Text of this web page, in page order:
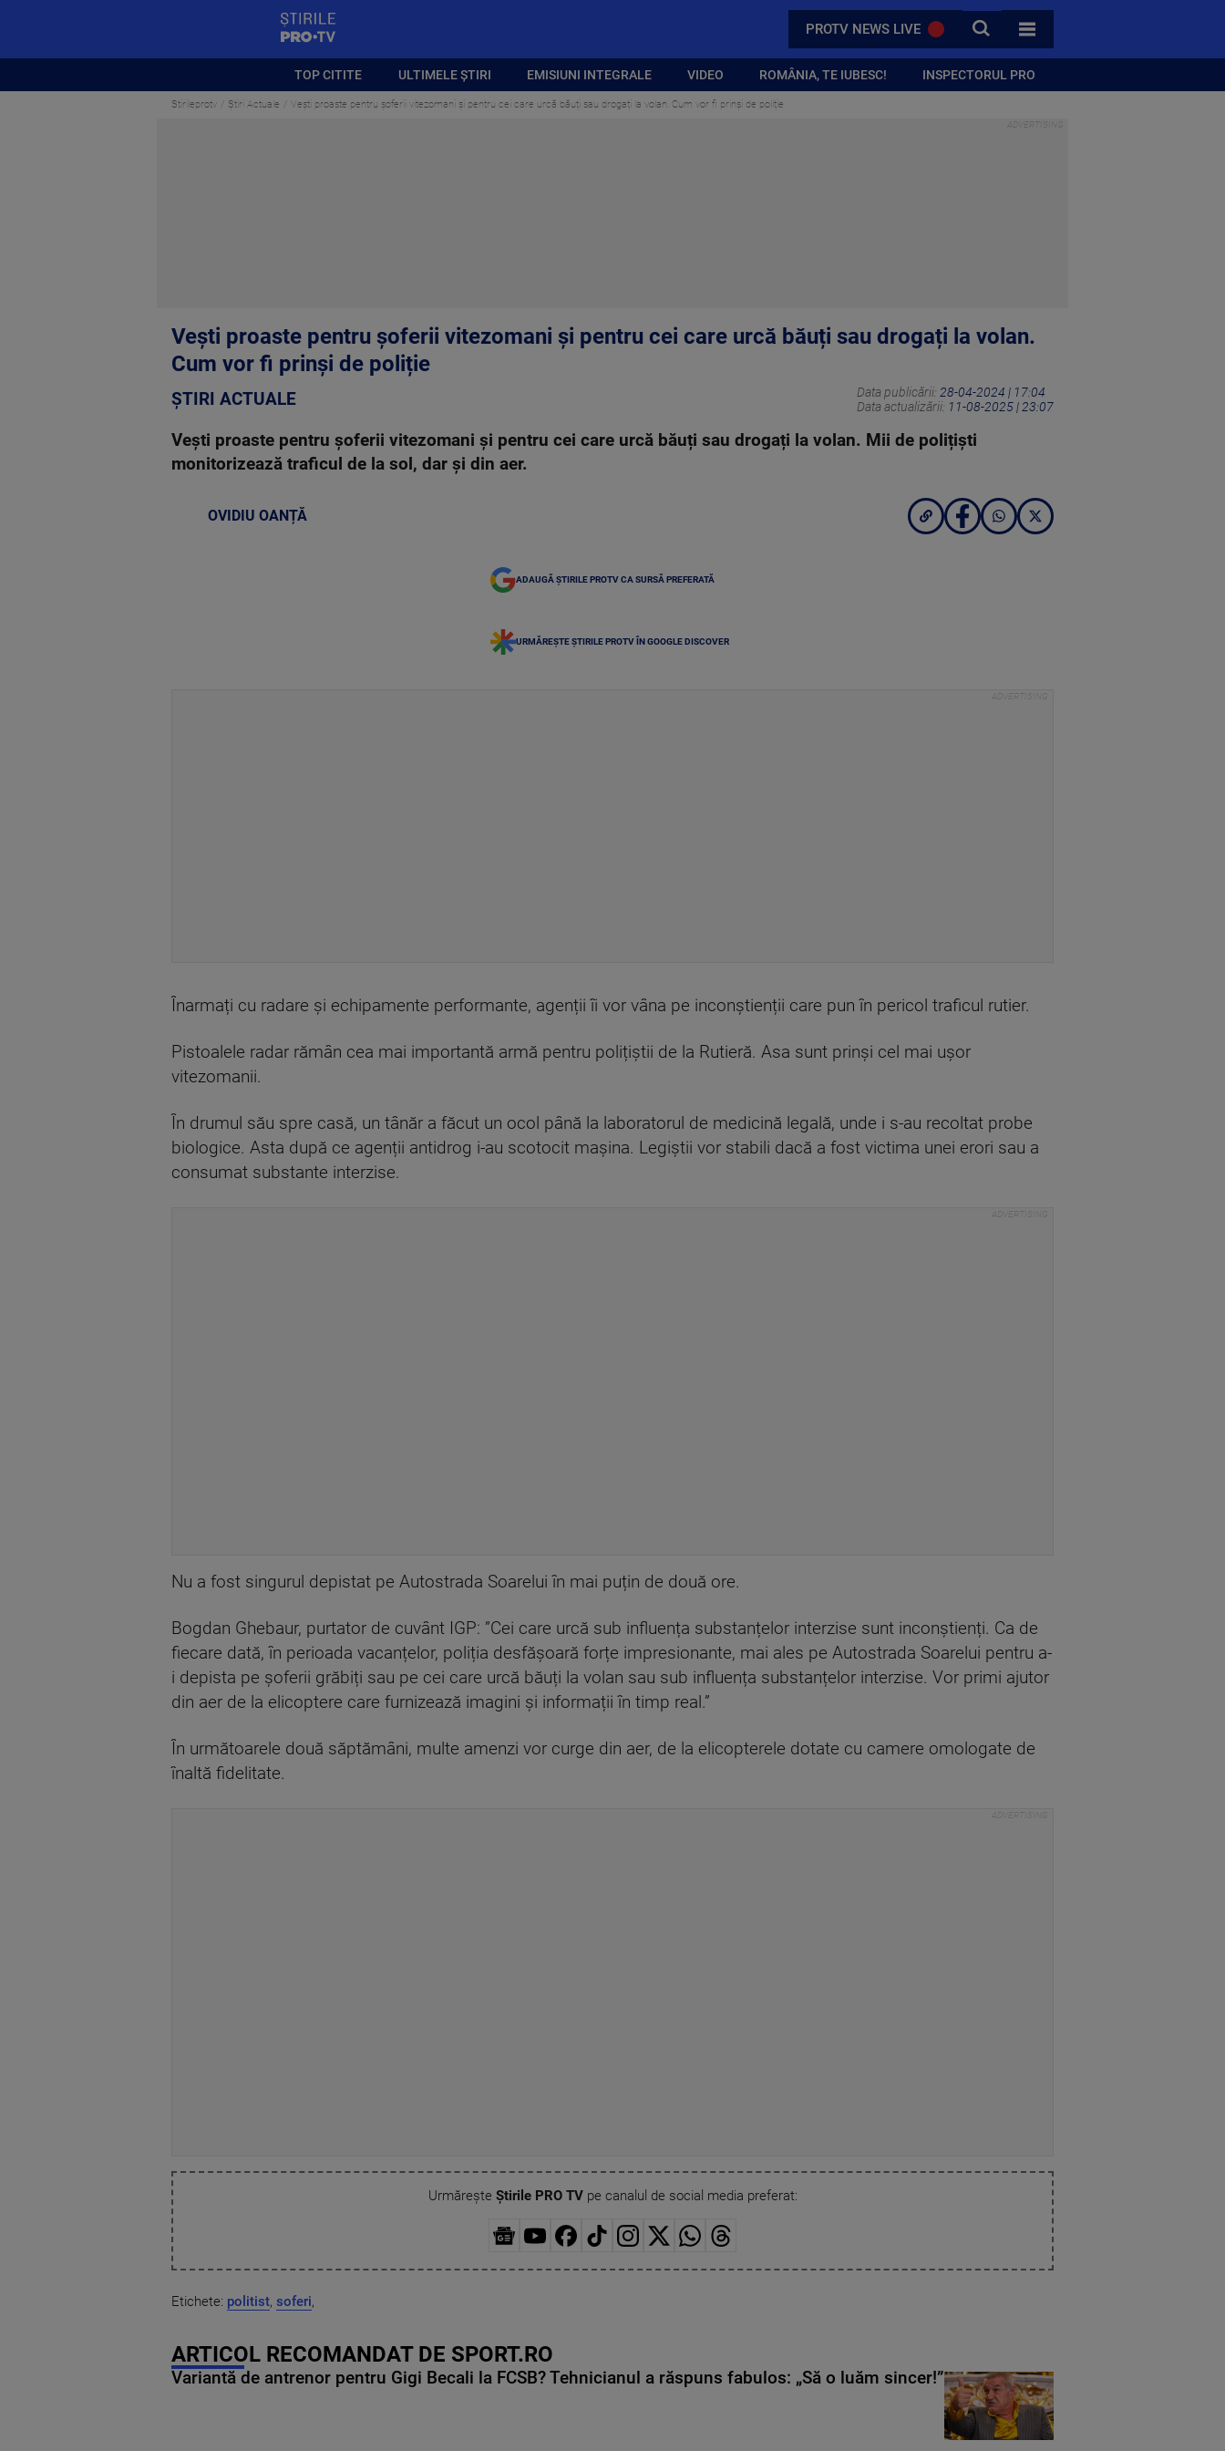
PROTV NEWS LIVE CAUTA
TOATE CATEGORIILE
TOP CITITE ULTIMELE ȘTIRI EMISIUNI INTEGRALE VIDEO ROMÂNIA, TE IUBESC! INSPECTORUL PRO
Stirileprotv Știri Actuale Vești proaste pentru șoferii vitezomani și pentru cei care urcă băuți sau drogați la volan. Cum vor fi prinși de poliție
Vești proaste pentru șoferii vitezomani și pentru cei care urcă băuți sau drogați la volan.
Cum vor fi prinși de poliție
ȘTIRI ACTUALE Data publicării: 28-04-2024 | 17:04
Data actualizării: 11-08-2025 | 23:07
Vești proaste pentru șoferii vitezomani și pentru cei care urcă băuți sau drogați la volan. Mii de polițiști
monitorizează traficul de la sol, dar și din aer.
OVIDIU OANȚĂ
ADAUGĂ ȘTIRILE PROTV CA SURSĂ PREFERATĂ
URMĂREȘTE ȘTIRILE PROTV ÎN GOOGLE DISCOVER
Înarmați cu radare și echipamente performante, agenții îi vor vâna pe inconștienții care pun în pericol traficul rutier.
Pistoalele radar rămân cea mai importantă armă pentru polițiștii de la Rutieră. Asa sunt prinși cel mai ușor
vitezomanii.
În drumul său spre casă, un tânăr a făcut un ocol până la laboratorul de medicină legală, unde i s-au recoltat probe
biologice. Asta după ce agenții antidrog i-au scotocit mașina. Legiștii vor stabili dacă a fost victima unei erori sau a
consumat substante interzise.
Nu a fost singurul depistat pe Autostrada Soarelui în mai puțin de două ore.
Bogdan Ghebaur, purtator de cuvânt IGP: ”Cei care urcă sub influența substanțelor interzise sunt inconștienți. Ca de
fiecare dată, în perioada vacanțelor, poliția desfășoară forțe impresionante, mai ales pe Autostrada Soarelui pentru a-
i depista pe șoferii grăbiți sau pe cei care urcă băuți la volan sau sub influența substanțelor interzise. Vor primi ajutor
din aer de la elicoptere care furnizează imagini și informații în timp real.”
În următoarele două săptămâni, multe amenzi vor curge din aer, de la elicopterele dotate cu camere omologate de
înaltă fidelitate.
Urmărește Știrile PRO TVpe canalul de social media preferat:
Etichete: politist, soferi,
ARTICOL RECOMANDAT DE SPORT.RO
Variantă de antrenor pentru Gigi Becali la FCSB? Tehnicianul a răspuns fabulos: „Să o luăm sincer!”